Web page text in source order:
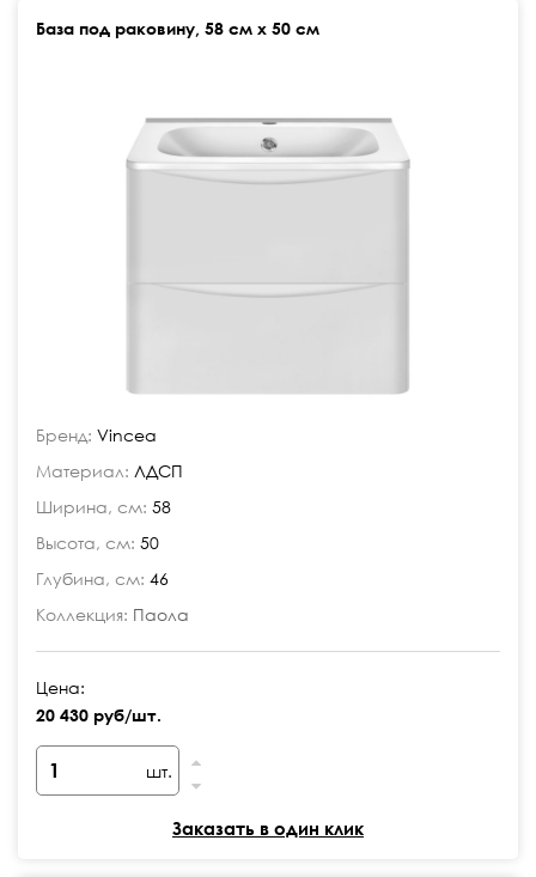
База под раковину, 58 см х 50 см
Бренд: Vincea
Материал: ЛДСП
Ширина, см: 58
Высота, см: 50
Глубина, см: 46
Коллекция: Паола
Цена:
20 430 руб/шт.
шт.
Заказать в один клик